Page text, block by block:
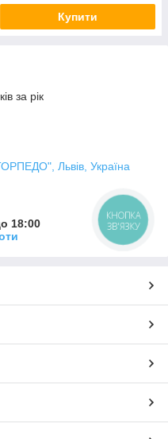
Купити
за рік
Львів, Україна
18:00
КНОПКА
ЗВ'ЯЗКУ